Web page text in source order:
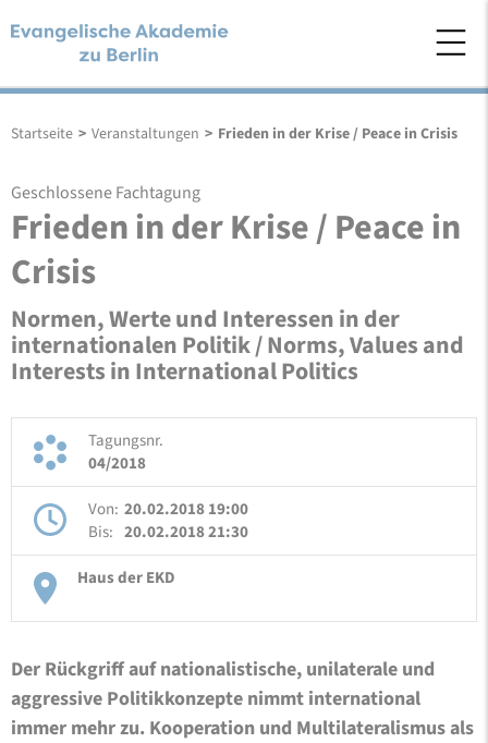
Startseite > Veranstaltungen > Frieden in der Krise / Peace in Crisis
Geschlossene Fachtagung
Frieden in der Krise / Peace in
Crisis
Normen, Werte und Interessen in der
internationalen Politik / Norms, Values and
Interests in International Politics
Tagungsnr.
04/2018
Von: 20.02.2018 19:00
Bis: 20.02.2018 21:30
Haus der EKD
Der Rückgriff auf nationalistische, unilaterale und
aggressive Politikkonzepte nimmt international
immer mehr zu. Kooperation und Multilateralismus als